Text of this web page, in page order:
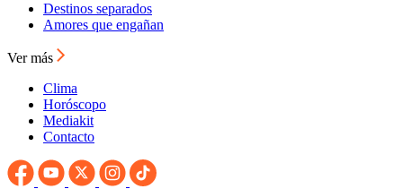
Destinos separados
Amores que engañan
Ver más
Clima
Horóscopo
Mediakit
Contacto